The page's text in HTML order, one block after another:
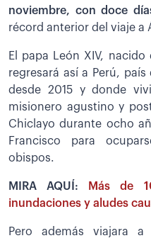
noviembre, con doce
récord anterior del viaje a
El papa León XIV,
regresará así a Perú,
desde 2015 y donde
misionero agustino y
Chiclayo durante ocho
Francisco para
obispos.
MIRA AQUÍ:
Más de
inundaciones y aludes
Pero además viajara